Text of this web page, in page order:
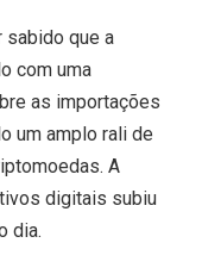
sabido que a
com uma
as importações
um amplo rali de
A
digitais subiu
dia.